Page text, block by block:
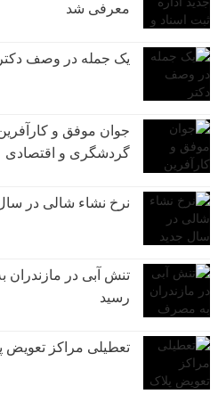
معرفی شد
یک جمله در وصف دکتر
جوان موفق و
گردشگری و اقتصادی
نرخ نشاء شالی در
تنش آبی در
رسيد
تعطیلی مراکز تعویض